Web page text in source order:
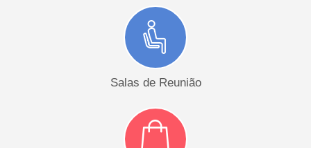
Salas de Reunião